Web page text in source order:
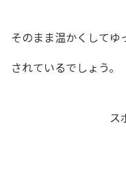
そのまま温かくして
されているでしょう。
ス